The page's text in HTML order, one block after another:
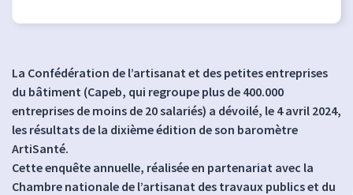
La Confédération de l’artisanat et des petites entreprises
du bâtiment (Capeb, qui regroupe plus de 400.000
entreprises de moins de 20 salariés) a dévoilé, le 4 avril 2024,
les résultats de la dixième édition de son baromètre
ArtiSanté.
Cette enquête annuelle, réalisée en partenariat avec la
Chambre nationale de l’artisanat des travaux publics et du